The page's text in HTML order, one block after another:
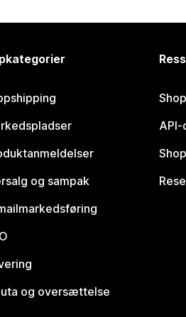
og sampak
og oversættelse